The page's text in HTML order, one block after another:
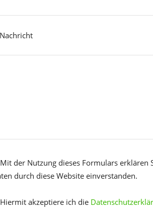
Mit der Nutzung dieses Formulars erklären
durch diese Website einverstanden.
Hiermit akzeptiere ich die